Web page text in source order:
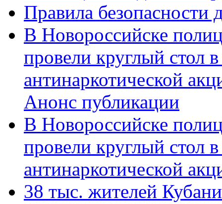
Правила безопасности
В Новороссийске
провели круглый стол
антинаркотической
Анонс публикации
В Новороссийске
провели круглый стол
антинаркотической
38 тыс. жителей